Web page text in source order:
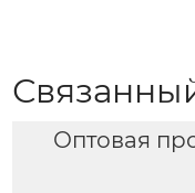
Оптовая